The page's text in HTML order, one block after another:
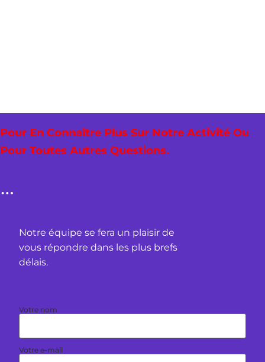
Pour En Connaître Plus Sur Notre Activité Ou
Pour Toutes Autres Questions.
Notre équipe se fera un plaisir de
vous répondre dans les plus brefs
délais.
Votre nom
Votre e-mail